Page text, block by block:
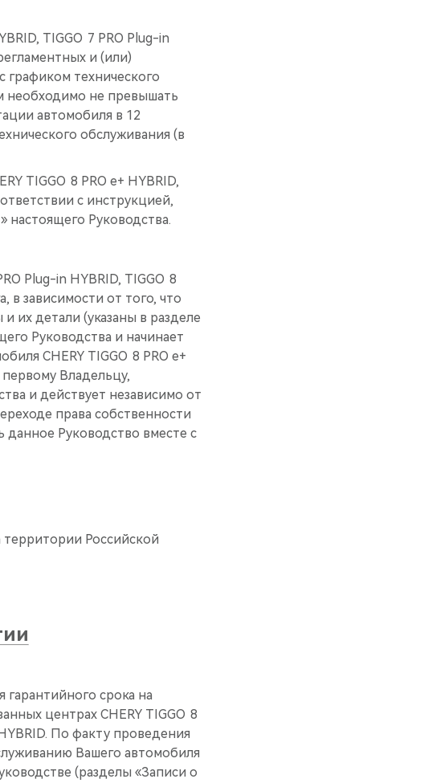
TIGGO 7 PRO Plug-in
и (или)
графиком технического
необходимо не превышать
автомобиля в 12
обслуживания (в
TIGGO 8 PRO е+ HYBRID,
с инструкцией,
Руководства.
Plug-in HYBRID, TIGGO 8
в зависимости от того, что
их детали (указаны в разделе
Руководства и начинает
CHERY TIGGO 8 PRO е+
первому Владельцу,
и действует независимо от
права собственности
Руководство вместе с
Российской
срока на
центрах CHERY TIGGO 8
По факту проведения
Вашего автомобиля
(разделы «Записи о